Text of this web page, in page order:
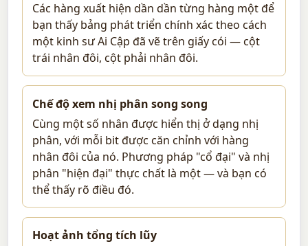
Các hàng xuất hiện dần dần từng hàng một để
bạn thấy bảng phát triển chính xác theo cách
một kinh sư Ai Cập đã vẽ trên giấy cói — cột
trái nhân đôi, cột phải nhân đôi.
Chế độ xem nhị phân song song
Cùng một số nhân được hiển thị ở dạng nhị
phân, với mỗi bit được căn chỉnh với hàng
nhân đôi của nó. Phương pháp "cổ đại" và nhị
phân "hiện đại" thực chất là một — và bạn có
thể thấy rõ điều đó.
Hoạt ảnh tổng tích lũy